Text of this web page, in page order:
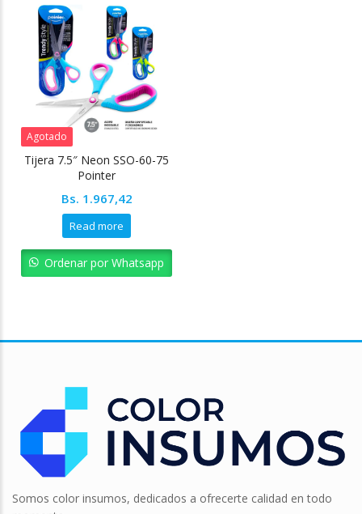
Agotado
Tijera 7.5″ Neon SSO-60-75
Pointer
Bs. 1.967,42
Read more
Ordenar por Whatsapp
Somos color insumos, dedicados a ofrecerte calidad en todo